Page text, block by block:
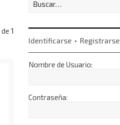
de1
Identificarse • Registrarse
Nombre de Usuario:
Contraseña: